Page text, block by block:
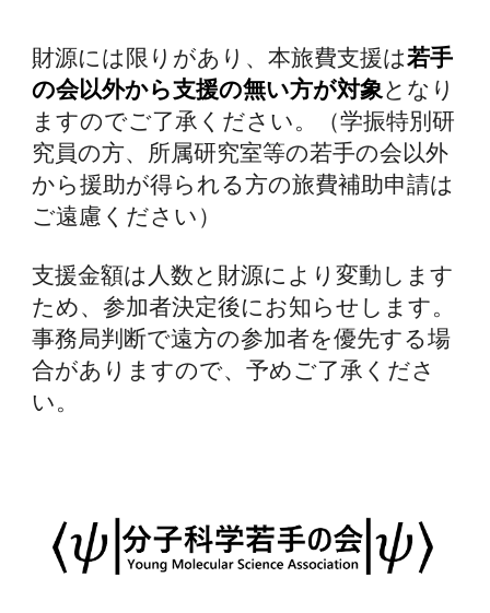
財源には限りがあ り 、本旅費支援は若手
の会以外から支援の無い方が対象となり
ますのでご了承ください。（学振特別研
究員の方、所属研究室等の若手の会以外
から援助が得られる方の旅費補助申請は
ご遠慮ください）
支援金額は人数と財源により変動します
ため、参加者決定後にお知らせします。
事務局判断で遠方の参加者を優先する場
合がありますので、予めご了承くださ
い。